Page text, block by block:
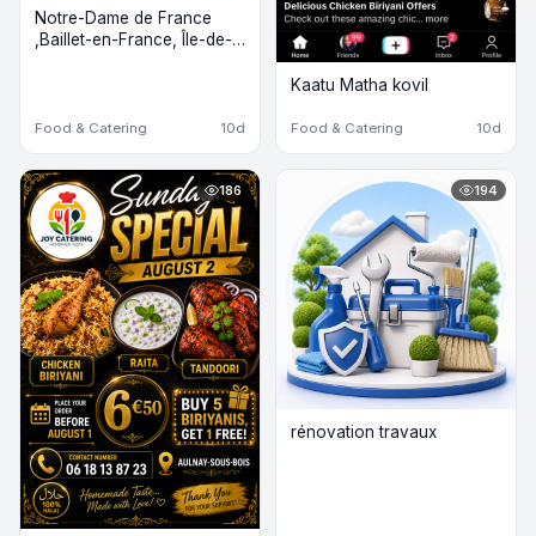
Notre-Dame de France
,Baillet-en-France, Île-de-
Food & Catering 10d
Kaatu Matha kovil
Food & Catering 10d
186 194
rénovation travaux